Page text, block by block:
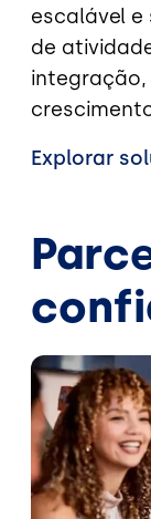
escalável e
de
integração,
Explorar
Imagem